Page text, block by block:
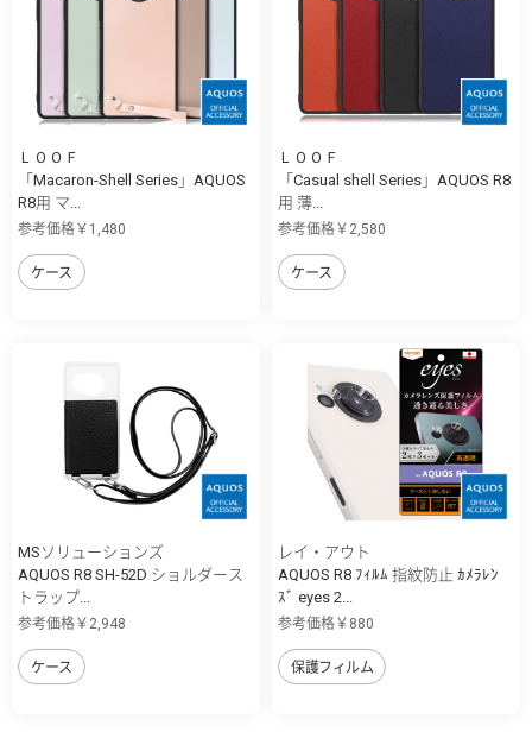
ＬＯＯＦ
「Macaron-Shell Series」AQUOS
R8用 マ...
参考価格￥1,480
ケース
ＬＯＯＦ
「Casual shell Series」AQUOS R8
用 薄...
参考価格￥2,580
ケース
MSソリューションズ
AQUOS R8 SH-52D ショルダース
トラップ...
参考価格￥2,948
ケース
レイ・アウト
AQUOS R8 ﾌｨﾙﾑ 指紋防止 ｶﾒﾗﾚﾝ
ｽﾞ eyes 2...
参考価格￥880
保護フィルム